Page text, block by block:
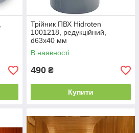
Трійник ПВХ Hidroten
1001218, редукційний,
d63x40 мм
В наявності
490 ₴
Купити